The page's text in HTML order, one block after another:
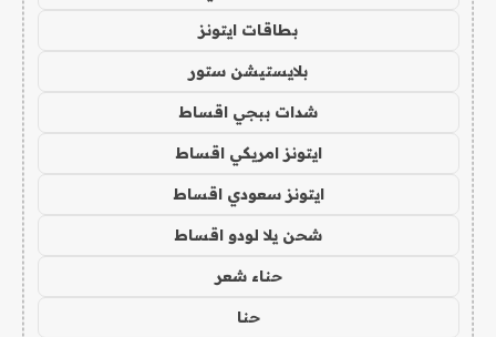
بطاقات ايتونز
بلايستيشن ستور
شدات ببجي اقساط
ايتونز امريكي اقساط
ايتونز سعودي اقساط
شحن يلا لودو اقساط
حناء شعر
حنا